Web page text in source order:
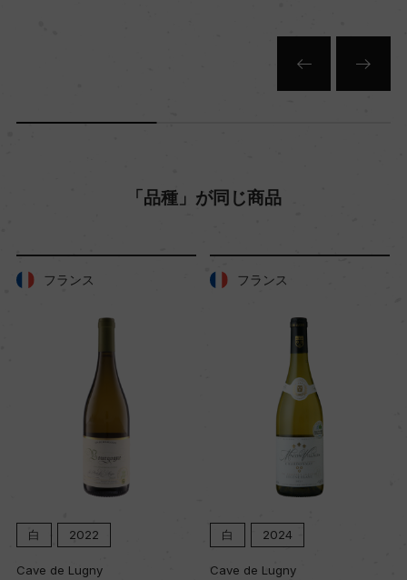
「品種」が同じ商品
フランス
白 2022
Cave de Lugny
フランス
白 2024
Cave de Lugny